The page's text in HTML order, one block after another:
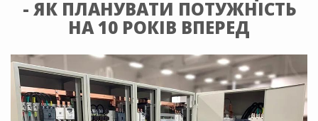
- ЯК ПЛАНУВАТИ ПОТУЖНІСТЬ
НА 10 РОКІВ ВПЕРЕД